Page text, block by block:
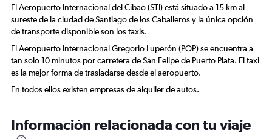
El Aeropuerto Internacional del Cibao (STI) está situado a 15 km al
sureste de la ciudad de Santiago de los Caballeros y la única opción
de transporte disponible son los taxis.
El Aeropuerto Internacional Gregorio Luperón (POP) se encuentra a
tan solo 10 minutos por carretera de San Felipe de Puerto Plata. El taxi
es la mejor forma de trasladarse desde el aeropuerto.
En todos ellos existen empresas de alquiler de autos.
Información relacionada con tu viaje